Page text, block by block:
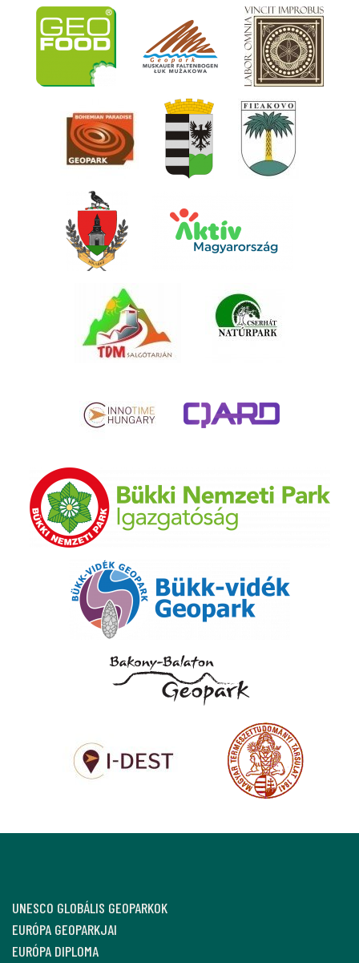
UNESCO GLOBÁLIS GEOPARKOK
EURÓPA GEOPARKJAI
EURÓPA DIPLOMA